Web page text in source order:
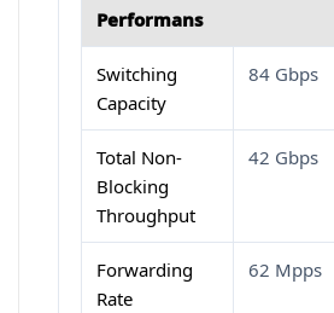
Performans
Switching
Capacity
84 Gbps
Total Non-
Blocking
Throughput
42 Gbps
Forwarding
Rate
62 Mpps